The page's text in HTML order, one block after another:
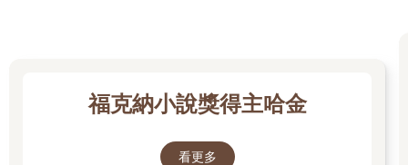
福克納小說獎得主哈金
看更多